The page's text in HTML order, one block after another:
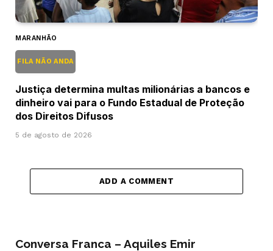
MARANHÃO
FILA NÃO ANDA
Justiça determina multas milionárias a bancos e
dinheiro vai para o Fundo Estadual de Proteção
dos Direitos Difusos
5 de agosto de 2026
ADD A COMMENT
Conversa Franca – Aquiles Emir